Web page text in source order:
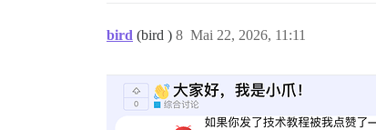
bird (bird ) Mai 22, 2026, 11:11
8